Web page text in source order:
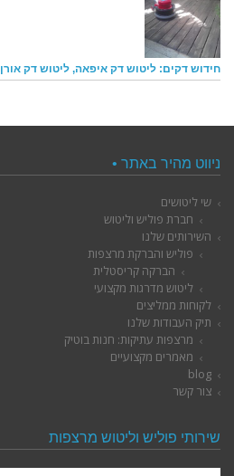
חידוש דקים: ליטוש דק איפאה, ליטוש דק אורן
ניווט מהיר באתר •
שי ליטושים
חברת פוליש וליטוש
השירותים שלנו
פוליש והברקת מרצפות
הברקה קריסטלית
ליטוש מדרגות מקצועי
לקוחות ממליצים
תיק העבודות שלנו
מרצפות עתיקות: חנות בוטיק
מאמרים מקצועיים
blog
צור קשר
שירותי פוליש וליטוש מרצפות